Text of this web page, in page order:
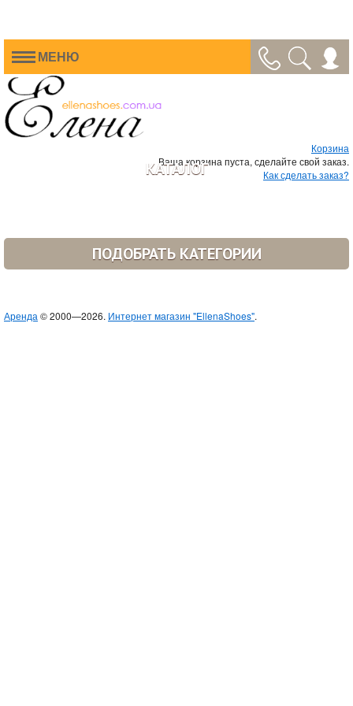
МЕНЮ
Корзина
Ваша корзина пуста, сделайте свой заказ.
Как сделать заказ?
КАТАЛОГ
ПОДОБРАТЬ КАТЕГОРИИ
Аренда © 2000—2026. Интернет магазин "EllenaShoes".